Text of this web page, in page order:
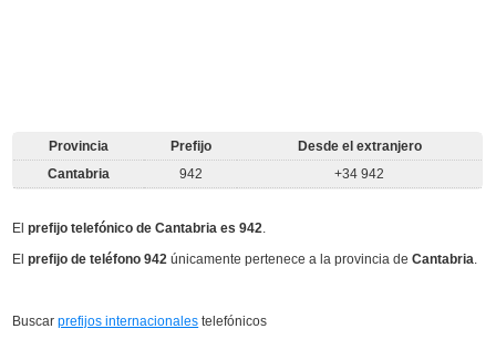
Provincia Prefijo
Desde el extranjero
Cantabria
942 +34 942
Elprefijo telefónico de Cantabria es 942.
Elprefijo de teléfono 942 únicamente pertenece a la provincia deCantabria.
Buscarprefijos internacionales telefónicos